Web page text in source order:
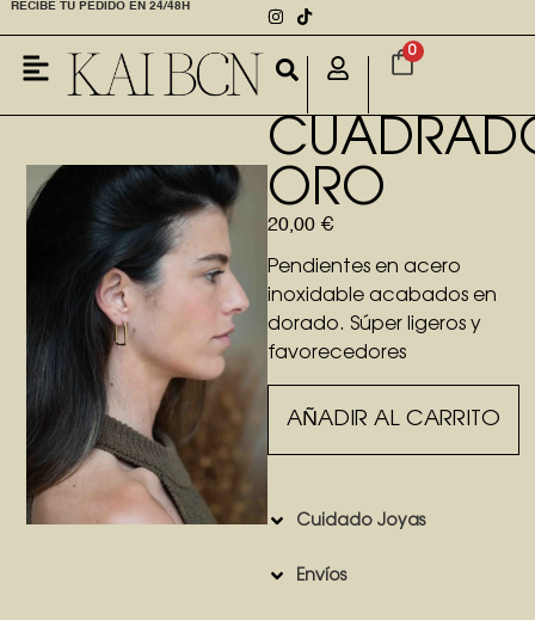
RECIBE TU PEDIDO EN 24/48H
0
ORO
20,00 €
Pendientes en acero
inoxidable acabados en
dorado. Súper ligeros y
favorecedores
AÑADIR AL CARRITO
Cuidado Joyas
Envíos